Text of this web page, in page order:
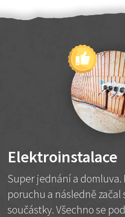
Elektroinstalace
Super jednání a
poruchu a následně
součástky. Všechno se